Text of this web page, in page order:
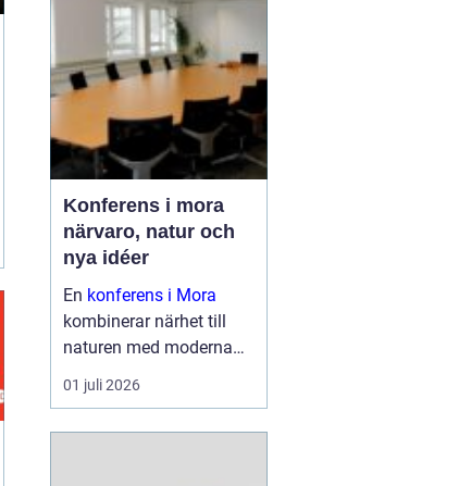
Konferens i mora
närvaro, natur och
nya idéer
En konferens i Mora
kombinerar närhet till
naturen med moderna
lokaler och personlig
service. För många
01 juli 2026